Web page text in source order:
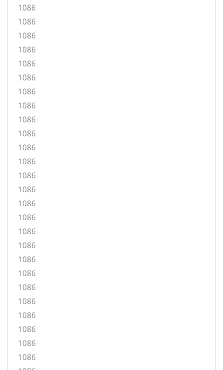
1086
1086
1086
1086
1086
1086
1086
1086
1086
1086
1086
1086
1086
1086
1086
1086
1086
1086
1086
1086
1086
1086
1086
1086
1086
1086